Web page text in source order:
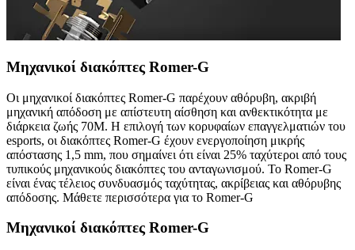
Μηχανικοί διακόπτες Romer-G
Οι μηχανικοί διακόπτες Romer-G παρέχουν αθόρυβη, ακριβή
μηχανική απόδοση με απίστευτη αίσθηση και ανθεκτικότητα με
διάρκεια ζωής 70M. Η επιλογή των κορυφαίων επαγγελματιών του
esports, οι διακόπτες Romer-G έχουν ενεργοποίηση μικρής
απόστασης 1,5 mm, που σημαίνει ότι είναι 25% ταχύτεροι από τους
τυπικούς μηχανικούς διακόπτες του ανταγωνισμού. Το Romer-G
είναι ένας τέλειος συνδυασμός ταχύτητας, ακρίβειας και αθόρυβης
απόδοσης. Μάθετε περισσότερα για το Romer-G
Μηχανικοί διακόπτες Romer-G